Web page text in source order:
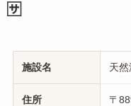
🈂️
施設名 天
住所 〒